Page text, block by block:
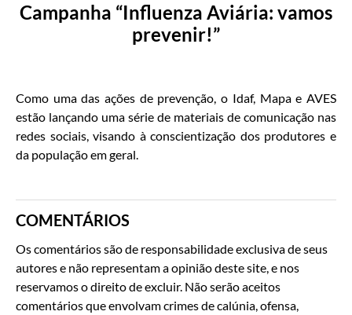
Campanha “Influenza Aviária: vamos
prevenir!”
Como uma das ações de prevenção, o Idaf, Mapa e AVES
estão lançando uma série de materiais de comunicação nas
redes sociais, visando à conscientização dos produtores e
da população em geral.
COMENTÁRIOS
Os comentários são de responsabilidade exclusiva de seus
autores e não representam a opinião deste site, e nos
reservamos o direito de excluir. Não serão aceitos
comentários que envolvam crimes de calúnia, ofensa,